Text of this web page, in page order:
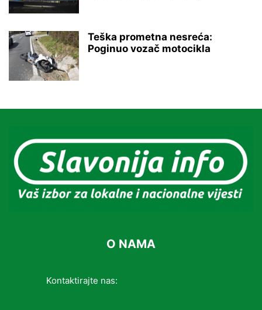
Teška prometna nesreća:
Poginuo vozač motocikla
O NAMA
Kontaktirajte nas: